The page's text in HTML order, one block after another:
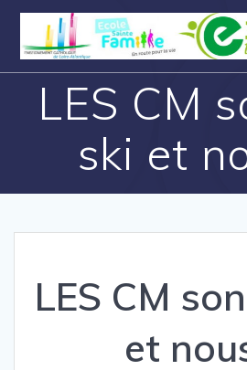
LES CM
ski et
LES CM
et